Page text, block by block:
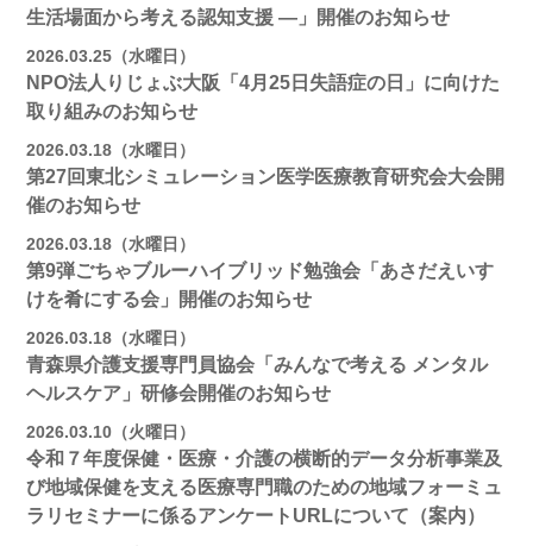
生活場面から考える認知支援 ―」開催のお知らせ
2026.03.25（水曜日）
NPO法人りじょぶ大阪「4月25日失語症の日」に向けた
取り組みのお知らせ
2026.03.18（水曜日）
第27回東北シミュレーション医学医療教育研究会大会開
催のお知らせ
2026.03.18（水曜日）
第9弾ごちゃブルーハイブリッド勉強会「あさだえいす
けを肴にする会」開催のお知らせ
2026.03.18（水曜日）
青森県介護支援専門員協会「みんなで考える メンタル
ヘルスケア」研修会開催のお知らせ
2026.03.10（火曜日）
令和７年度保健・医療・介護の横断的データ分析事業及
び地域保健を支える医療専門職のための地域フォーミュ
ラリセミナーに係るアンケートURLについて（案内）